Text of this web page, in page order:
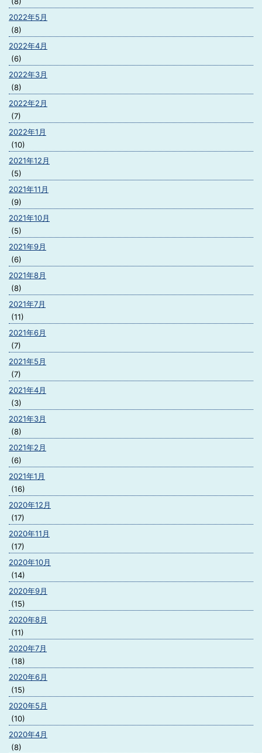
2022年5月
(8)
2022年4月
(6)
2022年3月
(8)
2022年2月
(7)
2022年1月
(10)
2021年12月
(5)
2021年11月
(9)
2021年10月
(5)
2021年9月
(6)
2021年8月
(8)
2021年7月
(11)
2021年6月
(7)
2021年5月
(7)
2021年4月
(3)
2021年3月
(8)
2021年2月
(6)
2021年1月
(16)
2020年12月
(17)
2020年11月
(17)
2020年10月
(14)
2020年9月
(15)
2020年8月
(11)
2020年7月
(18)
2020年6月
(15)
2020年5月
(10)
2020年4月
(8)